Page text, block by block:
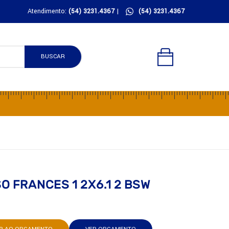
Atendimento: (54) 3231.4367| (54) 3231.4367
BUSCAR
FRANCES 1 2X6.1 2 BSW